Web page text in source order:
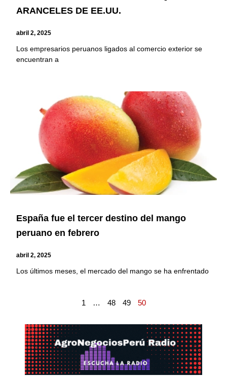
ARANCELES DE EE.UU.
abril 2, 2025
Los empresarios peruanos ligados al comercio exterior se
encuentran a
España fue el tercer destino del mango
peruano en febrero
abril 2, 2025
Los últimos meses, el mercado del mango se ha enfrentado
1 … 48 49 50